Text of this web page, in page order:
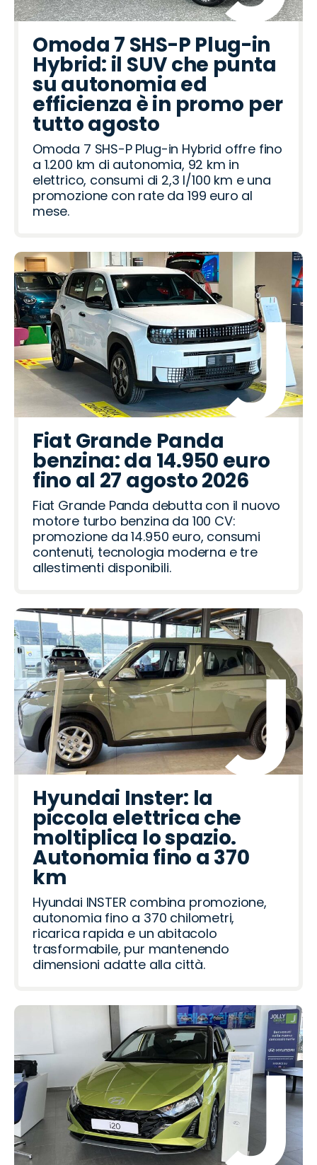
Omoda 7 SHS-P Plug-in
Hybrid: il SUV che punta
su autonomia ed
efficienza è in promo per
tutto agosto
Omoda 7 SHS-P Plug-in Hybrid offre fino
a 1.200 km di autonomia, 92 km in
elettrico, consumi di 2,3 l/100 km e una
promozione con rate da 199 euro al
mese.
Fiat Grande Panda
benzina: da 14.950 euro
fino al 27 agosto 2026
Fiat Grande Panda debutta con il nuovo
motore turbo benzina da 100 CV:
promozione da 14.950 euro, consumi
contenuti, tecnologia moderna e tre
allestimenti disponibili.
Hyundai Inster: la
piccola elettrica che
moltiplica lo spazio.
Autonomia fino a 370
km
Hyundai INSTER combina promozione,
autonomia fino a 370 chilometri,
ricarica rapida e un abitacolo
trasformabile, pur mantenendo
dimensioni adatte alla città.